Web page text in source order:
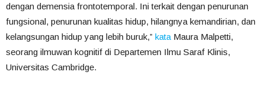
dengan demensia frontotemporal. Ini terkait dengan penurunan
fungsional, penurunan kualitas hidup, hilangnya kemandirian, dan
kelangsungan hidup yang lebih buruk,” kata Maura Malpetti,
seorang ilmuwan kognitif di Departemen Ilmu Saraf Klinis,
Universitas Cambridge.